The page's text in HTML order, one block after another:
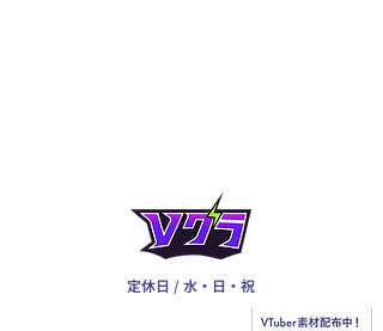
定休日 / 水・日・祝